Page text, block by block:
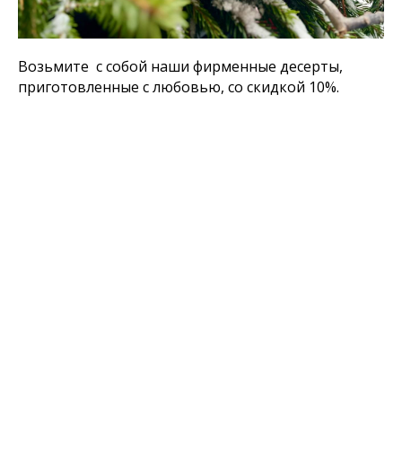
Возьмите с собой наши фирменные десерты,
приготовленные с любовью, со скидкой 10%.